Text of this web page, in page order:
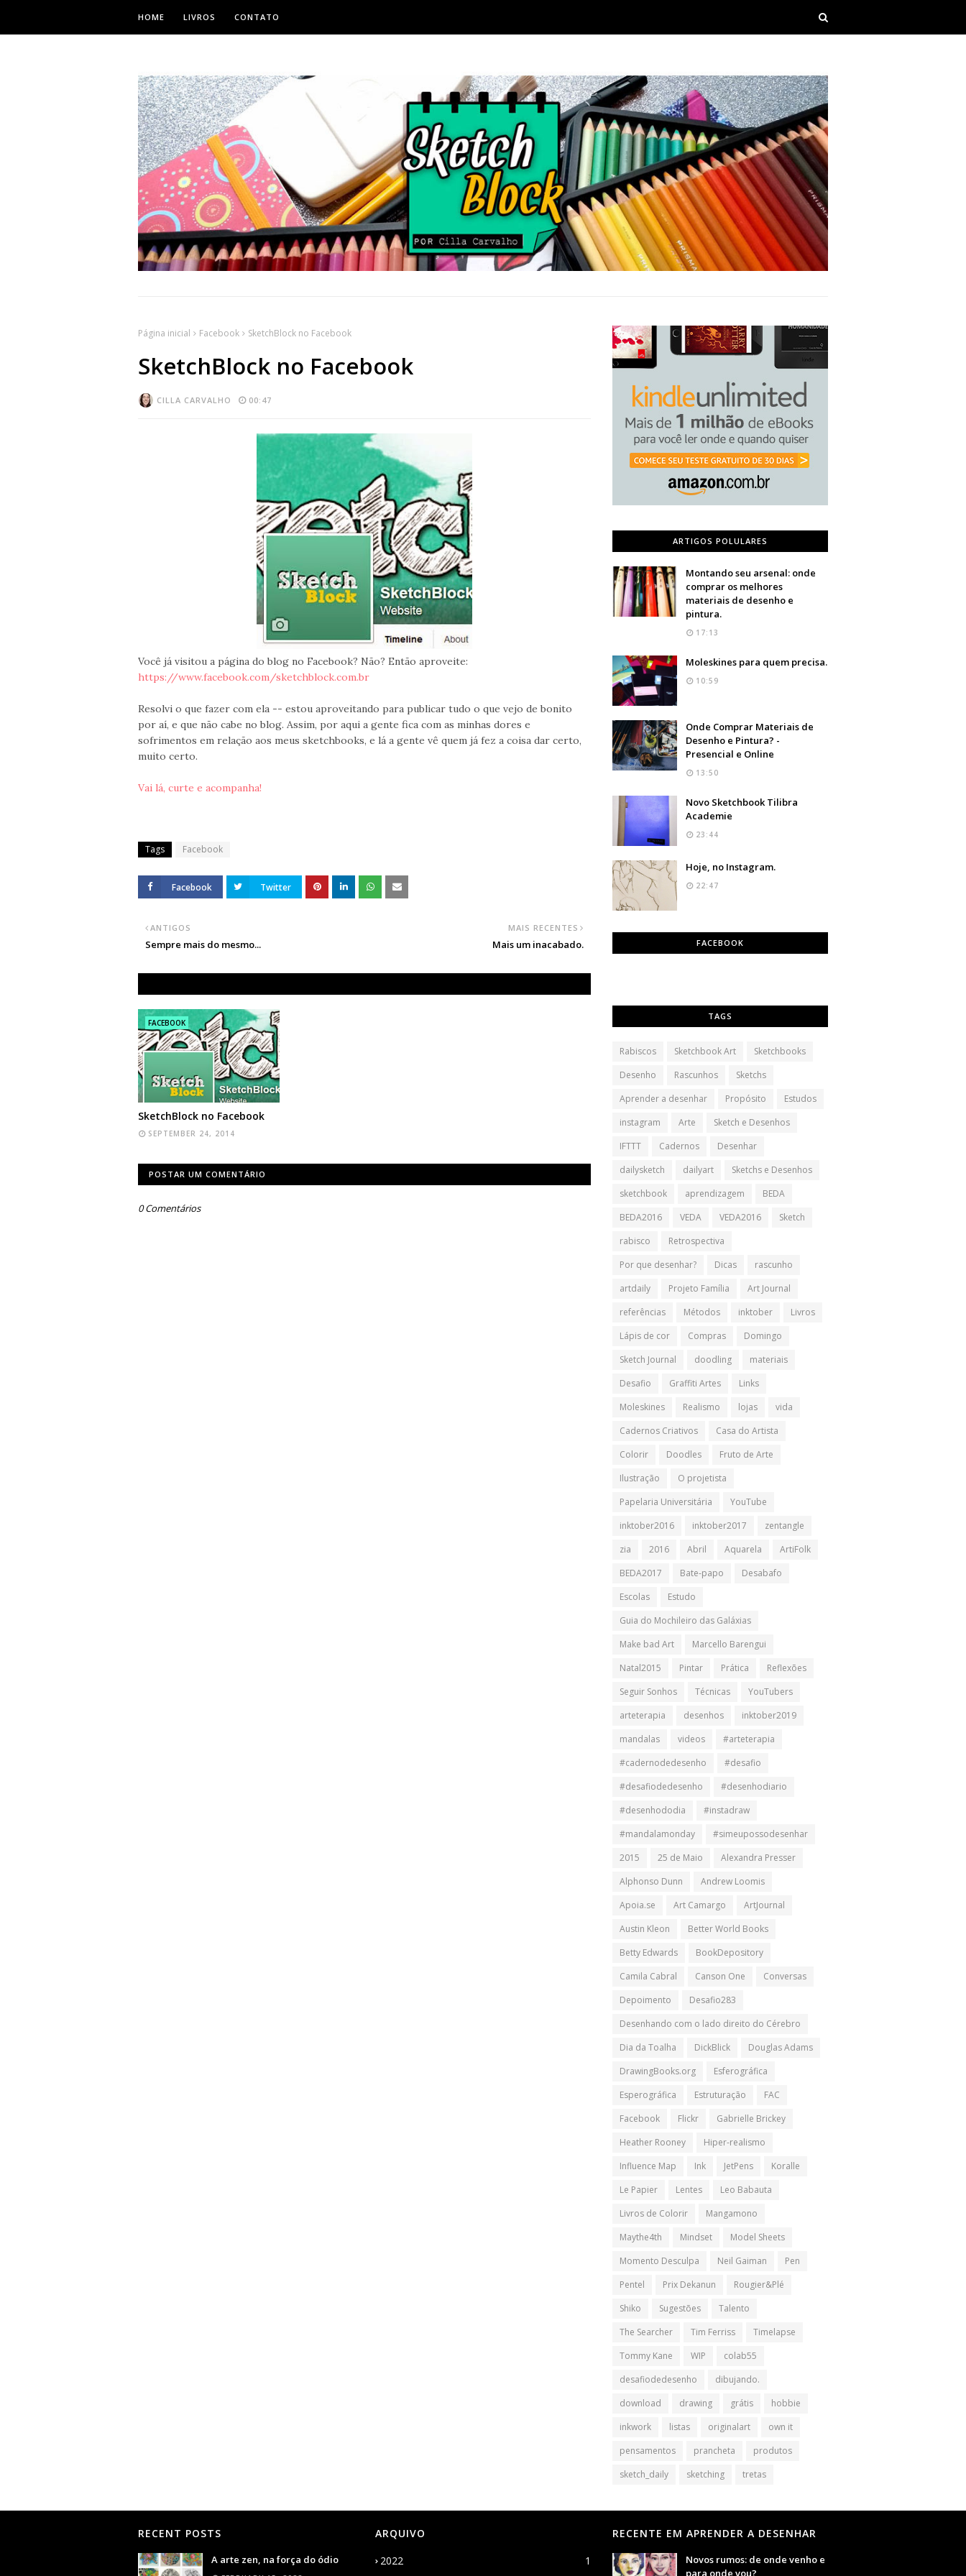
HOME LIVROS CONTATO
Página inicial Facebook SketchBlock no Facebook
SketchBlock no Facebook
CILLA CARVALHO 00:47
Você já visitou a página do blog no Facebook? Não? Então aproveite:
https://www.facebook.com/sketchblock.com.br
Resolvi o que fazer com ela -- estou aproveitando para publicar tudo o que vejo de bonito
por aí, e que não cabe no blog. Assim, por aqui a gente fica com as minhas dores e
sofrimentos em relação aos meus sketchbooks, e lá a gente vê quem já fez a coisa dar certo,
muito certo.
Vai lá, curte e acompanha!
Tags Facebook
Facebook Twitter
MAIS RECENTES
Mais um inacabado.
ANTIGOS
Sempre mais do mesmo...
FACEBOOK
SketchBlock no Facebook
SEPTEMBER 24, 2014
POSTAR UM COMENTÁRIO
0 Comentários
ARTIGOS POLULARES
Montando seu arsenal: onde
comprar os melhores
materiais de desenho e
pintura.
17:13
Moleskines para quem precisa.
10:59
Onde Comprar Materiais de
Desenho e Pintura? -
Presencial e Online
13:50
Novo Sketchbook Tilibra
Academie
23:44
Hoje, no Instagram.
22:47
FACEBOOK
TAGS
Rabiscos Sketchbook Art
Sketchbooks
Desenho
Rascunhos
Sketchs
Aprender a desenhar
Propósito
Estudos
instagram
Arte
Sketch e Desenhos
IFTTT
Cadernos
Desenhar
dailysketch
dailyart
Sketchs e Desenhos
sketchbook
aprendizagem
BEDA
BEDA2016
VEDA VEDA2016
Sketch
rabisco
Retrospectiva
Por que desenhar?
Dicas
rascunho
artdaily
Projeto Família
Art Journal
referências
Métodos inktober
Livros
Lápis de cor
Compras
Domingo
Sketch Journal
doodling
materiais
Desafio
Graffiti Artes
Links
Moleskines
Realismo lojas
vida
Cadernos Criativos
Casa do Artista
Colorir
Doodles
Fruto de Arte
Ilustração
O projetista
Papelaria Universitária
YouTube
inktober2016
inktober2017
zentangle
zia
2016 Abril Aquarela
ArtiFolk
BEDA2017
Bate-papo
Desabafo
Escolas
Estudo
Guia do Mochileiro das Galáxias
Make bad Art
Marcello Barengui
Natal2015
Pintar Prática
Reflexões
Seguir Sonhos
Técnicas
YouTubers
arteterapia
desenhos
inktober2019
mandalas
videos
#arteterapia
#cadernodedesenho
#desafio
#desafiodedesenho
#desenhodiario
#desenhododia
#instadraw
#mandalamonday
#simeupossodesenhar
2015
25 de Maio
Alexandra Presser
Alphonso Dunn
Andrew Loomis
Apoia.se
Art Camargo
ArtJournal
Austin Kleon
Better World Books
Betty Edwards
BookDepository
Camila Cabral
Canson One
Conversas
Depoimento
Desafio283
Desenhando com o lado direito do Cérebro
Dia da Toalha
DickBlick
Douglas Adams
DrawingBooks.org
Esferográfica
Esperográfica
Estruturação
FAC
Facebook
Flickr
Gabrielle Brickey
Heather Rooney
Hiper-realismo
Influence Map
Ink JetPens
Koralle
Le Papier
Lentes
Leo Babauta
Livros de Colorir
Mangamono
Maythe4th
Mindset
Model Sheets
Momento Desculpa
Neil Gaiman
Pen
Pentel
Prix Dekanun
Rougier&Plé
Shiko
Sugestões
Talento
The Searcher
Tim Ferriss
Timelapse
Tommy Kane
WIP
colab55
desafiodedesenho
dibujando.
download
drawing grátis
hobbie
inkwork
listas originalart
own it
pensamentos
prancheta
produtos
sketch_daily
sketching tretas
RECENT POSTS
A arte zen, na força do ódio
ARQUIVO
2022
1
RECENTE EM APRENDER A DESENHAR
Novos rumos: de onde venho e
para onde vou?